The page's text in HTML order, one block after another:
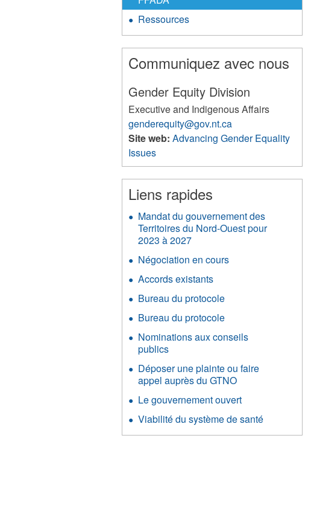
Ressources
Communiquez avec nous
Gender Equity Division
Executive and Indigenous Affairs
genderequity@gov.nt.ca
Site web:Advancing Gender Equality
Issues
3558
Liens rapides
Mandat du gouvernement des
Territoires du Nord-Ouest pour
2023 à 2027
Négociation en cours
Accords existants
Bureau du protocole
Bureau du protocole
Nominations aux conseils
publics
Déposer une plainte ou faire
appel auprès du GTNO
Le gouvernement ouvert
Viabilité du système de santé